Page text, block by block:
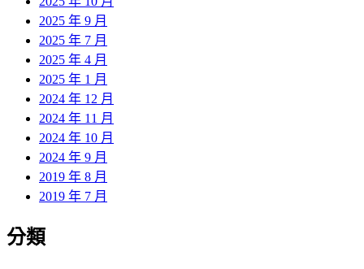
2025 年 9 月
2025 年 7 月
2025 年 4 月
2025 年 1 月
2024 年 12 月
2024 年 11 月
2024 年 10 月
2024 年 9 月
2019 年 8 月
2019 年 7 月
分類